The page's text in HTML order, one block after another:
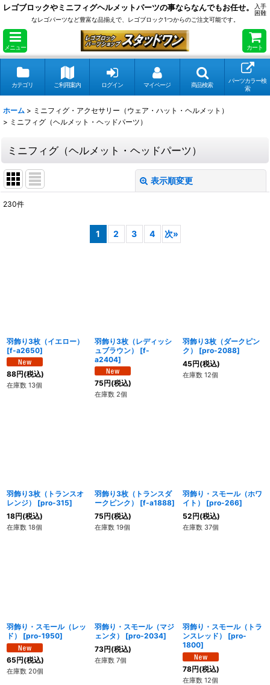
レゴブロックやミニフィグヘルメットパーツの事ならなんでもお任せ。
入手
困難
なレゴパーツなど豊富な品揃えで、レゴブロック1つからのご注文可能です。
メニュー カート
カテゴリ ご利用案内 ログイン マイページ 商品検索
パーツカラー検
索
ホーム > ミニフィグ・アクセサリー（ウェア・ハット・ヘルメット）
> ミニフィグ（ヘルメット・ヘッドパーツ）
ミニフィグ（ヘルメット・ヘッドパーツ）
表示順変更
230件
1 2 3 4 次»
羽飾り3枚（イエロー）
[f-a2650]
88円(税込)
在庫数 13個
羽飾り3枚（レディッシ
ュブラウン）
[f-
a2404]
75円(税込)
在庫数 2個
羽飾り3枚（ダークピン
ク）
[pro-2088]
45円(税込)
在庫数 12個
羽飾り3枚（トランスオ
レンジ）
[pro-315]
18円(税込)
在庫数 18個
羽飾り3枚（トランスダ
ークピンク）
[f-a1888]
75円(税込)
在庫数 19個
羽飾り・スモール（ホワ
イト）
[pro-266]
52円(税込)
在庫数 37個
羽飾り・スモール（レッ
ド）
[pro-1950]
65円(税込)
在庫数 20個
羽飾り・スモール（マジ
ェンタ）
[pro-2034]
73円(税込)
在庫数 7個
羽飾り・スモール（トラ
ンスレッド）
[pro-
1800]
78円(税込)
在庫数 12個